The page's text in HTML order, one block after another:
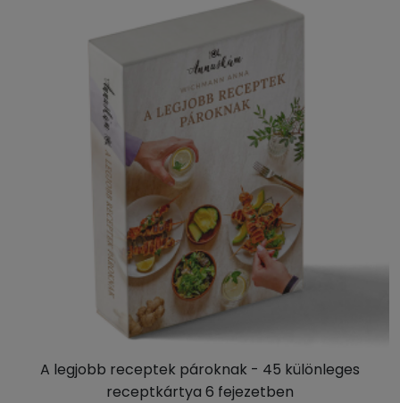
A legjobb receptek pároknak - 45 különleges
receptkártya 6 fejezetben